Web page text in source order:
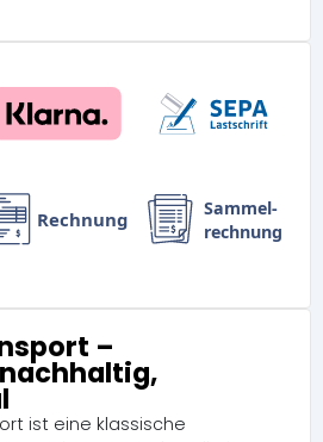
–
ist eine klassische